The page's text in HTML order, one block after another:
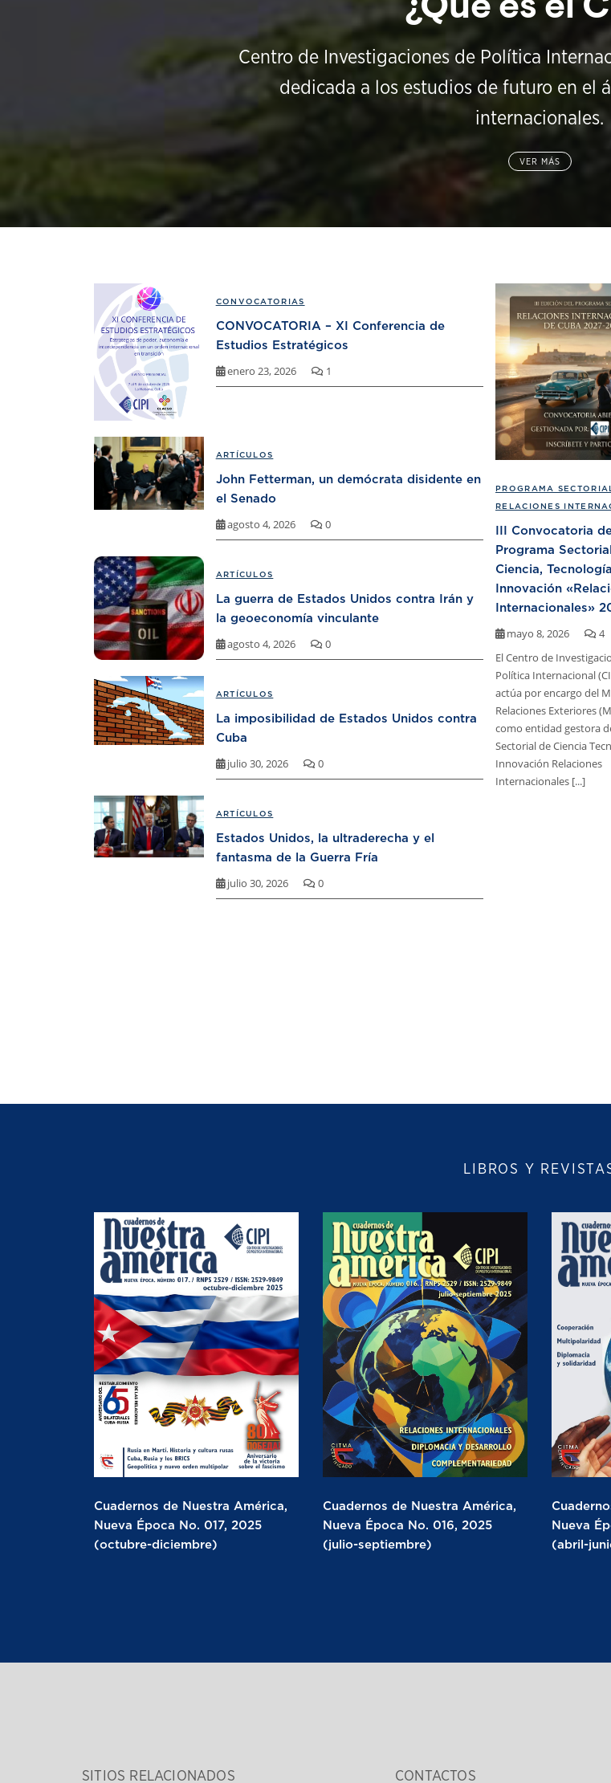
¿Qué es el
Centro de Investigaciones de Política
dedicada a los estudios de futuro en el
internacionales.
VER MÁS
PROGRAMA
RELACIONES
III Convocatoria
Programa
Ciencia,
Innovación
Internacionales»
mayo 8, 2026
4
El Centro de
Política Internacional
actúa por encargo del
Relaciones Exteriores
como entidad gestora
Sectorial de Ciencia
Innovación Relaciones
Internacionales [...]
CONVOCATORIAS
CONVOCATORIA – XI Conferencia de
Estudios Estratégicos
enero 23, 2026 1
ARTÍCULOS
John Fetterman, un demócrata disidente en
el Senado
agosto 4, 2026 0
ARTÍCULOS
La guerra de Estados Unidos contra Irán y
la geoeconomía vinculante
agosto 4, 2026 0
ARTÍCULOS
La imposibilidad de Estados Unidos contra
Cuba
julio 30, 2026 0
ARTÍCULOS
Estados Unidos, la ultraderecha y el
fantasma de la Guerra Fría
julio 30, 2026 0
LIBROS Y
Cuadernos de Nuestra América,
Nueva Época No. 017, 2025
(octubre-diciembre)
Cuadernos de Nuestra América,
Nueva Época No. 016, 2025
(julio-septiembre)
Nueva
(abril-
SITIOS RELACIONADOS CONTACTOS